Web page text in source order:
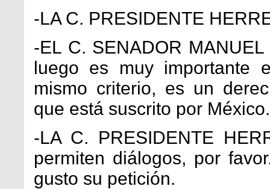
-LA C. PRESIDENTE
-EL C. SENADOR
luego es muy importante
mismo criterio, es un
que está suscrito por México.
-LA C. PRESIDENTE
permiten diálogos, por
gusto su petición.